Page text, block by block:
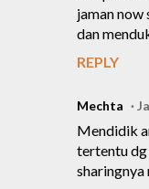
jaman now
dan
REPLY
Mechta
Mendidik
tertentu dg
sharingnya